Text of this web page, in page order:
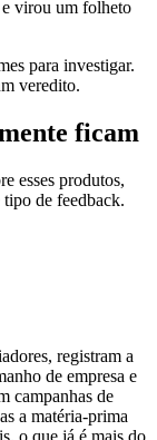
e virou um folheto
para investigar.
veredito.
ficam
esses produtos,
tipo de feedback.
registram a
de empresa e
campanhas de
a matéria-prima
o que já é mais do